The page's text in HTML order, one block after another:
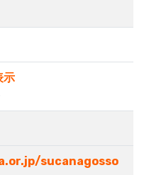
示
sucanagosso